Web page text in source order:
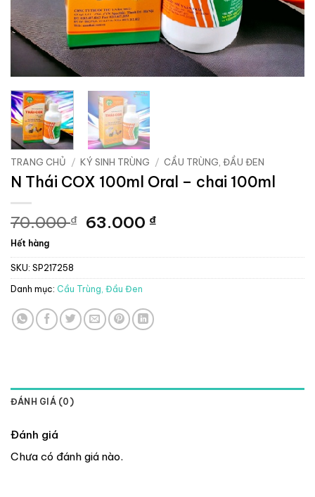
TRANG CHỦ / KÝ SINH TRÙNG / CẦU TRÙNG, ĐẦU ĐEN
N Thái COX 100ml Oral – chai 100ml
70.000₫ Giá
là:
63.000 ₫Giá
tại
63.000 ₫.
Hết hàng
SKU: SP217258
Danh mục: Cầu Trùng, Đầu Đen
ĐÁNH GIÁ (0)
Đánh giá
Chưa có đánh giá nào.